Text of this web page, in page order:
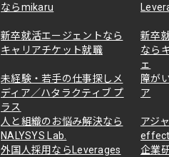
ならmikaru
新卒就活エージェントなら
キャリアチケット就職
新卒
なら
ェ
未経験・若手の仕事探しメ
ディア／ハタラクティブ プ
ラス
障が
ア
人と組織のお悩み解決なら
NALYSYS Lab.
アジ
外国人採用ならLeverages
企業